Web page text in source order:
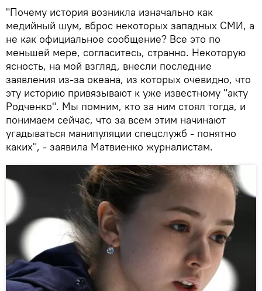
"Почему история возникла изначально как
медийный шум, вброс некоторых западных СМИ, а
не как официальное сообщение? Все это по
меньшей мере, согласитесь, странно. Некоторую
ясность, на мой взгляд, внесли последние
заявления из-за океана, из которых очевидно, что
эту историю привязывают к уже известному "акту
Родченко". Мы помним, кто за ним стоял тогда, и
понимаем сейчас, что за всем этим начинают
угадываться манипуляции спецслужб - понятно
каких", - заявила Матвиенко журналистам.